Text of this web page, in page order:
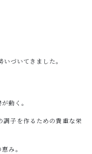
づいてきました。
動く。
調子を作るための貴重な栄
み。